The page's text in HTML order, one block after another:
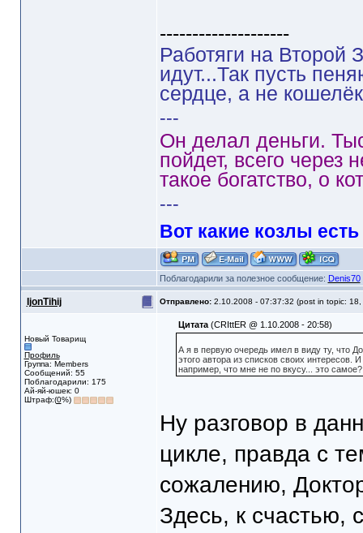
--------------------
Работяги на Второй
идут...Так пусть
сердце, а не кошелёк
---
Он делал деньги.
пойдет, всего через
такое богатство, о
---
Вот какие козлы
Поблагодарили за полезное сообщение: Denis70
IjonTihij Отправлено: 2.10.2008 - 07:37:32 (post in topic: 18,
Новый Товарищ
Профиль
Группа: Members
Сообщений: 55
Поблагодарили: 175
Ай-яй-юшек: 0
Штраф:(0%)
Цитата(CRIttER @ 1.10.2008 - 20:58)
А я в первую очередь имел в виду ту, что
этого автора из списков своих
например, что мне не по вкусу... это
Ну разговор в
цикле, правда с
сожалению,
Здесь, к счастью,